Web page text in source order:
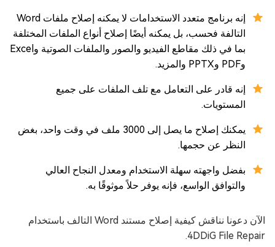
إنه برنامج متعدد الاستخدامات لا يمكنه إصلاح ملفات Word
التالفة فحسب، بل يمكنه أيضًا إصلاح أنواع الملفات المختلفة
بما في ذلك مقاطع الفيديو والصور والملفات الصوتية وExcel
وPDF وPPTX والمزيد.
إنه قادر على التعامل مع تلف الملفات على جميع
المستويات.
يمكنك إصلاح ما يصل إلى 3000 ملف في وقت واحد، بغض
النظر عن حجمها.
بفضل واجهته سهلة الاستخدام ومعدل النجاح العالي
والتوافق الواسع، فإنه يوفر حلاً موثوقًا به.
الآن دعونا نناقش كيفية إصلاح مستند Word التالف باستخدام
4DDiG File Repair.